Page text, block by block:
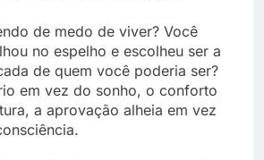
de medo de viver? Você
no espelho e escolheu ser a
de quem você poderia ser?
em vez do sonho, o conforto
a aprovação alheia em vez